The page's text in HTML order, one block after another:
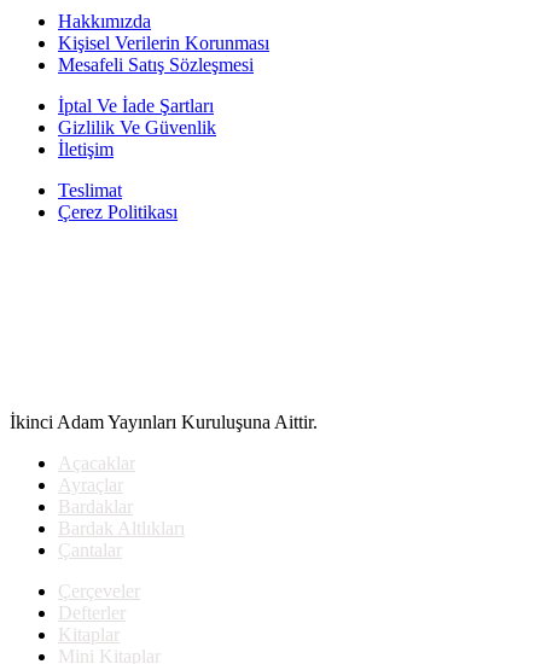
Hakkımızda
Kişisel Verilerin Korunması
Mesafeli Satış Sözleşmesi
İptal Ve İade Şartları
Gizlilik Ve Güvenlik
İletişim
Teslimat
Çerez Politikası
İkinci Adam Yayınları Kuruluşuna Aittir.
Açacaklar
Ayraçlar
Bardaklar
Bardak Altlıkları
Çantalar
Çerçeveler
Defterler
Kitaplar
Mini Kitaplar